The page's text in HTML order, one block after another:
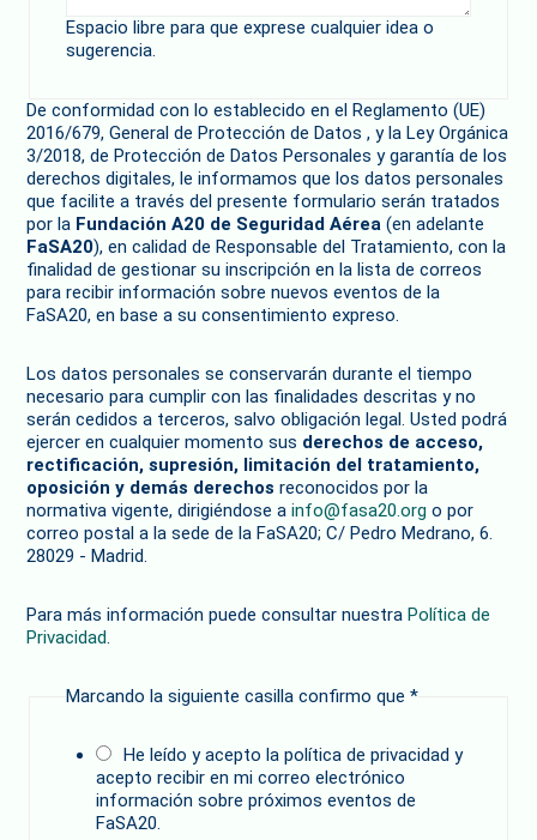
Espacio libre para que exprese cualquier idea o
sugerencia.
De conformidad con lo establecido en el Reglamento (UE)
2016/679, General de Protección de Datos , y la Ley Orgánica
3/2018, de Protección de Datos Personales y garantía de los
derechos digitales, le informamos que los datos personales
que facilite a través del presente formulario serán tratados
por la Fundación A20 de Seguridad Aérea (en adelante
FaSA20), en calidad de Responsable del Tratamiento, con la
finalidad de gestionar su inscripción en la lista de correos
para recibir información sobre nuevos eventos de la
FaSA20, en base a su consentimiento expreso.
Los datos personales se conservarán durante el tiempo
necesario para cumplir con las finalidades descritas y no
serán cedidos a terceros, salvo obligación legal. Usted podrá
ejercer en cualquier momento sus derechos de acceso,
rectificación, supresión, limitación del tratamiento,
oposición y demás derechos reconocidos por la
normativa vigente, dirigiéndose ainfo@fasa20.org o por
correo postal a la sede de la FaSA20; C/ Pedro Medrano, 6.
28029 - Madrid.
Para más información puede consultar nuestraPolítica de
Privacidad.
Marcando la siguiente casilla confirmo que*
He leído y acepto la política de privacidad y
acepto recibir en mi correo electrónico
información sobre próximos eventos de
FaSA20.